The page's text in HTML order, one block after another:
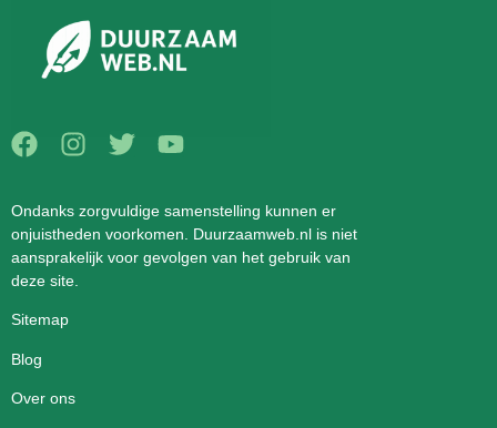
Ondanks zorgvuldige samenstelling kunnen er
onjuistheden voorkomen. Duurzaamweb.nl is niet
aansprakelijk voor gevolgen van het gebruik van
deze site.
Sitemap
Blog
Over ons